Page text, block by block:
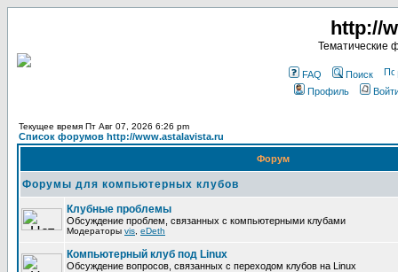
http://
Тематические
FAQ Поиск
Профиль
Текущее время Пт Авг 07, 2026 6:26 pm
Список форумов http://www.astalavista.ru
Форум
Форумы для компьютерных клубов
Клубные проблемы
Обсуждение проблем, связанных с компьютерными клубами
Модераторы vis eDeth
Компьютерный клуб под Linux
Обсуждение вопросов, связанных с переходом клубов на Linux